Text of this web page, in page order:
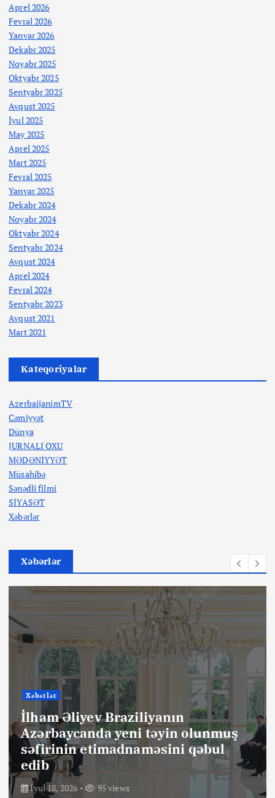
Aprel 2026
Fevral 2026
Yanvar 2026
Dekabr 2025
Noyabr 2025
Oktyabr 2025
Sentyabr 2025
Avqust 2025
İyul 2025
May 2025
Aprel 2025
Mart 2025
Fevral 2025
Yanvar 2025
Dekabr 2024
Noyabr 2024
Oktyabr 2024
Sentyabr 2024
Avqust 2024
Aprel 2024
Fevral 2024
Sentyabr 2023
Avqust 2021
Mart 2021
Kateqoriyalar
AzerbaijanimTV
Cəmiyyət
Dünya
JURNALI OXU
MƏDƏNİYYƏT
Müsahibə
Sənədli filmi
SİYASƏT
Xəbərlər
Xəbərlər
Xəbərlər
İlham Əliyev Braziliyanın
Azərbaycanda yeni təyin olunmuş
səfirinin etimadnaməsini qəbul
edib
İyul 18, 2026 95 views